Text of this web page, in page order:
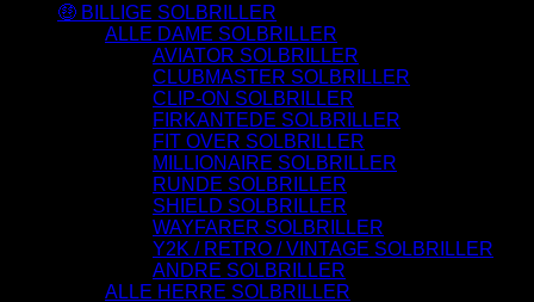
🤑 BILLIGE SOLBRILLER
ALLE DAME SOLBRILLER
AVIATOR SOLBRILLER
CLUBMASTER SOLBRILLER
CLIP-ON SOLBRILLER
FIRKANTEDE SOLBRILLER
FIT OVER SOLBRILLER
MILLIONAIRE SOLBRILLER
RUNDE SOLBRILLER
SHIELD SOLBRILLER
WAYFARER SOLBRILLER
Y2K / RETRO / VINTAGE SOLBRILLER
ANDRE SOLBRILLER
ALLE HERRE SOLBRILLER